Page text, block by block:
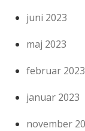
juni 2023
maj 2023
februar 2023
januar 2023
november